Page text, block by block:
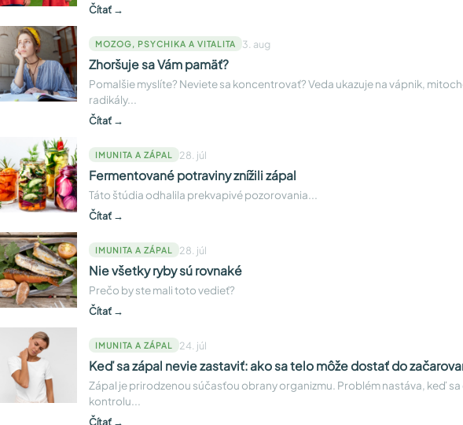
Čítať →
MOZOG, PSYCHIKA A VITALITA 3. aug
Zhoršuje sa Vám pamäť?
Pomalšie myslíte? Neviete sa koncentrovať? Veda ukazuje na vápnik,
radikály...
Čítať →
IMUNITA A ZÁPAL 28. júl
Fermentované potraviny znížili zápal
Táto štúdia odhalila prekvapivé pozorovania...
Čítať →
IMUNITA A ZÁPAL 28. júl
Nie všetky ryby sú rovnaké
Prečo by ste mali toto vedieť?
Čítať →
IMUNITA A ZÁPAL 24. júl
Keď sa zápal nevie zastaviť: ako sa telo môže dostať do
Zápal je prirodzenou súčasťou obrany organizmu. Problém nastáva, keď
kontrolu...
Čítať →